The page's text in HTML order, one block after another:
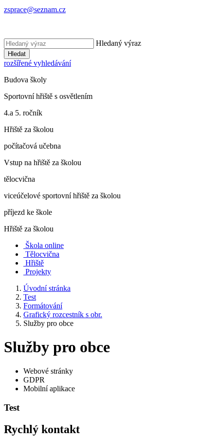
zsprace@seznam.cz
Hledaný výraz
Hledat
rozšířené vyhledávání
Budova školy
Sportovní hřiště s osvětlením
4.a 5. ročník
Hřiště za školou
počítačová učebna
Vstup na hřiště za školou
tělocvična
viceúčelové sportovní hřiště za školou
příjezd ke škole
Hřiště za školou
Škola online
Tělocvična
Hřiště
Projekty
Úvodní stránka
Test
Formátování
Grafický rozcestník s obr.
Služby pro obce
Služby pro obce
Webové stránky
GDPR
Mobilní aplikace
Test
Rychlý kontakt